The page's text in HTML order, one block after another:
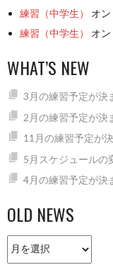
練習（中学生）
オ
練習（中学生）
オ
WHAT’S NEW
3月の練習予定が決
2月の練習予定が決
11月の練習予定が
5月スケジュールの
4月の練習予定が決
OLD NEWS
Old
news